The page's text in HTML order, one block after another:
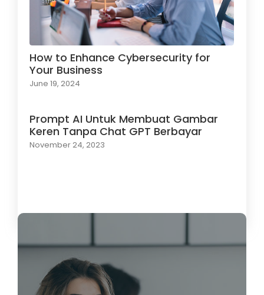
How to Enhance Cybersecurity for
Your Business
June 19, 2024
Prompt AI Untuk Membuat Gambar
Keren Tanpa Chat GPT Berbayar
November 24, 2023